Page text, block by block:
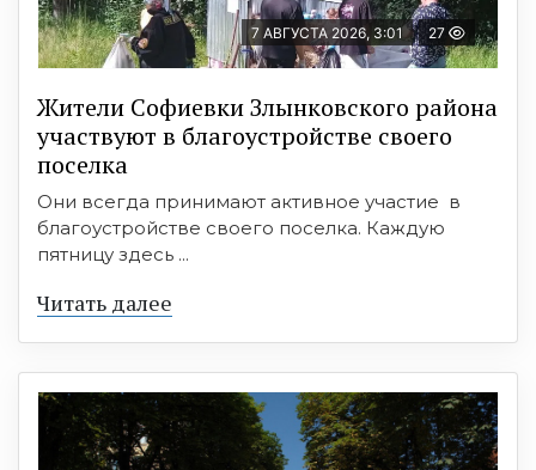
7 АВГУСТА 2026, 3:01 27
Жители Софиевки Злынковского района
участвуют в благоустройстве своего
поселка
Они всегда принимают активное участие в
благоустройстве своего поселка. Каждую
пятницу здесь ...
Читать далее